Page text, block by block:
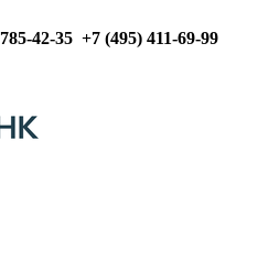
42-35 +7 (495) 411-69-99